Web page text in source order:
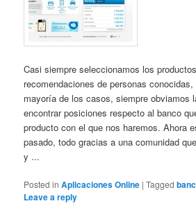
Casi siempre seleccionamos los
recomendaciones de personas
mayoría de los casos, siempre obviamos
encontrar posiciones respecto al banco
producto con el que nos haremos. Ahora
pasado, todo gracias a una comunidad
y ...
Posted in Aplicaciones Online |Tagged
Leave a reply